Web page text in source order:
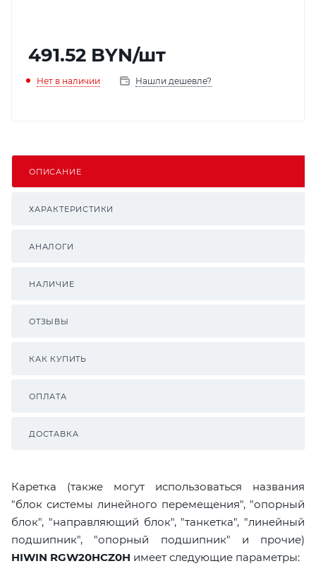
491.52 BYN/шт
Нет в наличии Нашли дешевле?
ОПИСАНИЕ
ХАРАКТЕРИСТИКИ
АНАЛОГИ
НАЛИЧИЕ
ОТЗЫВЫ
КАК КУПИТЬ
ОПЛАТА
ДОСТАВКА
Каретка (также могут использоваться названия
"блок системы линейного перемещения", "опорный
блок", "направляющий блок", "танкетка", "линейный
подшипник", "опорный подшипник" и прочие)
HIWIN RGW20HCZ0H имеет следующие параметры: